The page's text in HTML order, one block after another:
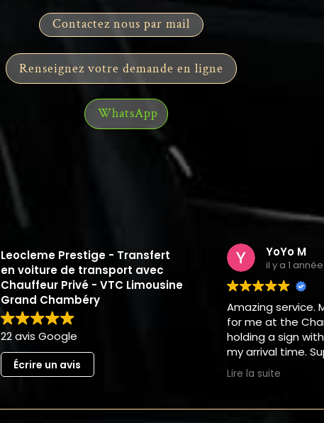
Contactez nous par mail
Renseignez votre demande en ligne
WhatsApp
Leocleme Prestige - Transfert
en voiture de transport avec
Chauffeur Privé - VTC Limousine
Grand Chambéry
22 avis Google
Écrire un avis
YoYo M
il y a 1 année
Amazing service.
for me at the
holding a sign with my
my arrival time. Super
water provided and
Megeve. I already booked
recommended with their
Lire la suite